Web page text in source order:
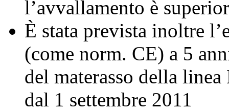
l’avvallamento è
È stata prevista inoltre
(come norm. CE) a 5
del materasso della
dal 1 settembre 2011